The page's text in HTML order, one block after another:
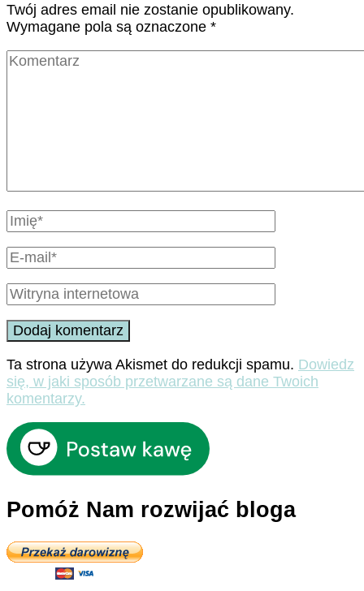
Twój adres email nie zostanie opublikowany.
Wymagane pola są oznaczone *
Ta strona używa Akismet do redukcji spamu. Dowiedz
się, w jaki sposób przetwarzane są dane Twoich
komentarzy.
Pomóż Nam rozwijać bloga